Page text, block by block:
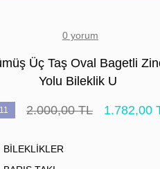
0 yorum
Üç Taş Oval Bagetli
Yolu Bileklik U
2.000,00 TL 1.782,00
BİLEKLİKLER